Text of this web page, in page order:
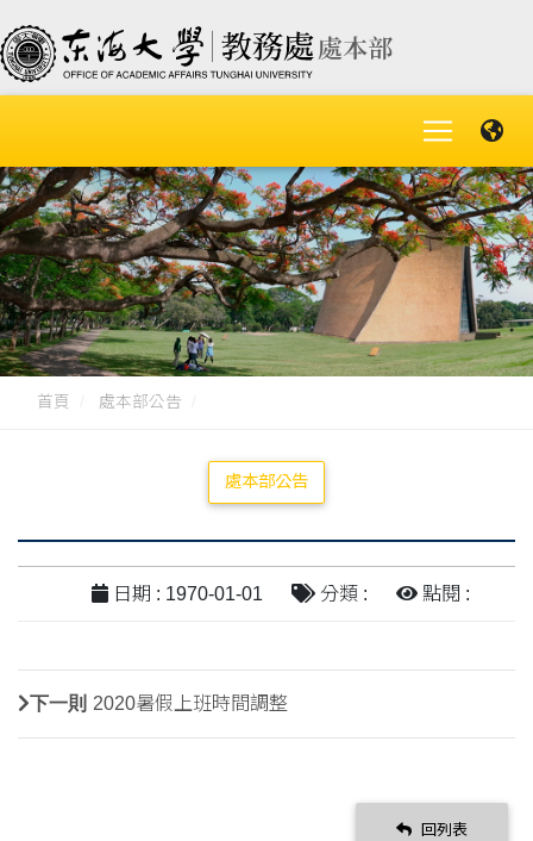
首頁 處本部公告
處本部公告
日期 : 1970-01-01 分類 : 點閱 :
下一則 2020暑假上班時間調整
回列表